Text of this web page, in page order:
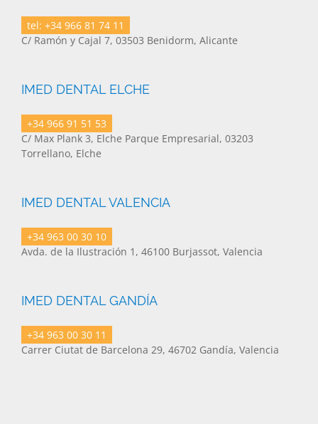
tel: +34 966 81 74 11
C/ Ramón y Cajal 7, 03503 Benidorm, Alicante
IMED DENTAL ELCHE
+34 966 91 51 53
C/ Max Plank 3, Elche Parque Empresarial, 03203
Torrellano, Elche
IMED DENTAL VALENCIA
+34 963 00 30 10
Avda. de la Ilustración 1, 46100 Burjassot, Valencia
IMED DENTAL GANDÍA
+34 963 00 30 11
Carrer Ciutat de Barcelona 29, 46702 Gandía, Valencia